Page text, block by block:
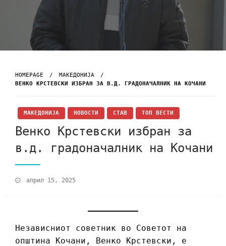
HOMEPAGE
МАКЕДОНИЈА
ВЕНКО КРСТЕВСКИ ИЗБРАН ЗА В.Д. ГРАДОНАЧАЛНИК НА КОЧАНИ
МАКЕДОНИЈА НОВОСТИ СТАВ ТОП ВЕСТИ
Венко Крстевски избран за
в.д. градоначалник на Кочани
април 15, 2025
Независниот советник во Советот на
општина Кочани, Венко Крстевски, е